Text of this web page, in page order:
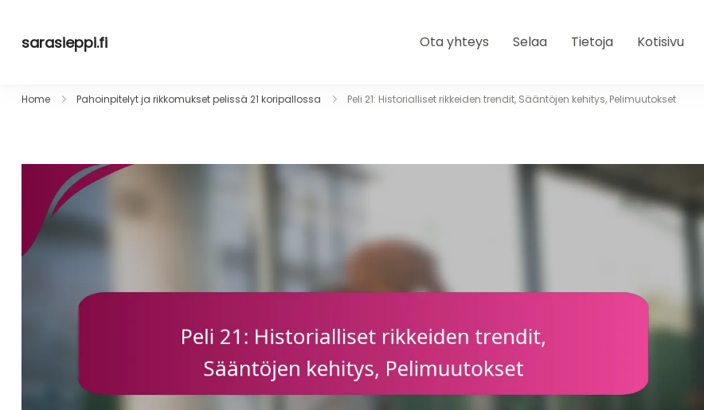
sarasieppi.fi Ota yhteys Selaa Tietoja Kotisivu
Home Pahoinpitelyt ja rikkomukset pelissä 21 koripallossa Peli 21: Historialliset rikkeiden trendit, Sääntöjen kehitys, Pelimuutokset